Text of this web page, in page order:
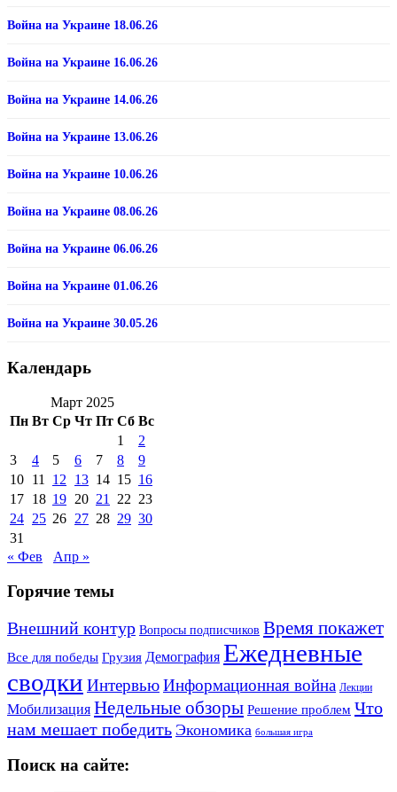
Война на Украине 18.06.26
Война на Украине 16.06.26
Война на Украине 14.06.26
Война на Украине 13.06.26
Война на Украине 10.06.26
Война на Украине 08.06.26
Война на Украине 06.06.26
Война на Украине 01.06.26
Война на Украине 30.05.26
Календарь
Март 2025
Пн Вт Ср Чт Пт Сб Вс
1
2
3
4 5 6 7 8
9
10 11 12 13 14 15 16
17 18 19 20 21 22 23
24 25 26 27 28 29 30
31
« Фев
Апр »
Горячие темы
Внешний контур Вопросы подписчиков Время покажет
Все для победы Грузия Демография Ежедневные
сводки Интервью Информационная война Лекции
Мобилизация Недельные обзоры Решение проблем Что
нам мешает победить Экономика большая игра
Поиск на сайте: